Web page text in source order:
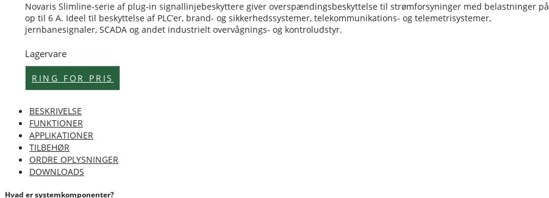
Novaris Slimline-serie af plug-in signallinjebeskyttere giver overspændingsbeskyttelse til strømforsyninger med belastninger på
op til 6 A. Ideel til beskyttelse af PLC’er, brand- og sikkerhedssystemer, telekommunikations- og telemetrisystemer,
jernbanesignaler, SCADA og andet industrielt overvågnings- og kontroludstyr.
Lagervare
RING FOR PRIS
BESKRIVELSE
FUNKTIONER
APPLIKATIONER
TILBEHØR
ORDRE OPLYSNINGER
DOWNLOADS
Hvad er systemkomponenter?